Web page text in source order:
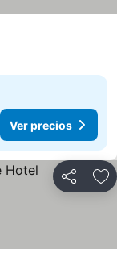
Ver precios
Compartir